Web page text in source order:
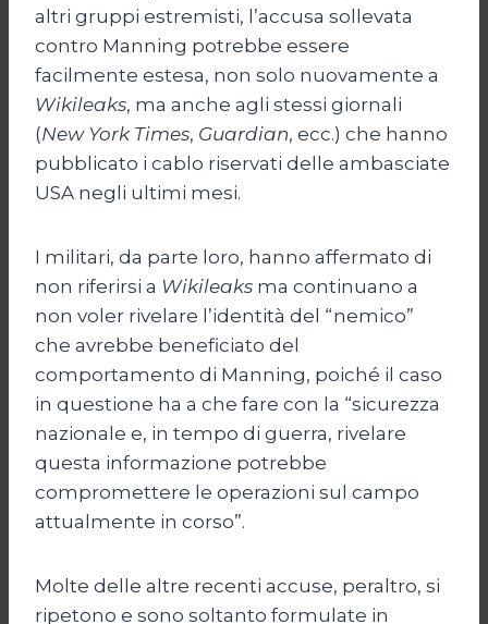
altri gruppi estremisti, l’accusa sollevata
contro Manning potrebbe essere
facilmente estesa, non solo nuovamente a
Wikileaks, ma anche agli stessi giornali
(New York Times, Guardian, ecc.) che hanno
pubblicato i cablo riservati delle ambasciate
USA negli ultimi mesi.
I militari, da parte loro, hanno affermato di
non riferirsi a Wikileaks ma continuano a
non voler rivelare l’identità del “nemico”
che avrebbe beneficiato del
comportamento di Manning, poiché il caso
in questione ha a che fare con la “sicurezza
nazionale e, in tempo di guerra, rivelare
questa informazione potrebbe
compromettere le operazioni sul campo
attualmente in corso”.
Molte delle altre recenti accuse, peraltro, si
ripetono e sono soltanto formulate in